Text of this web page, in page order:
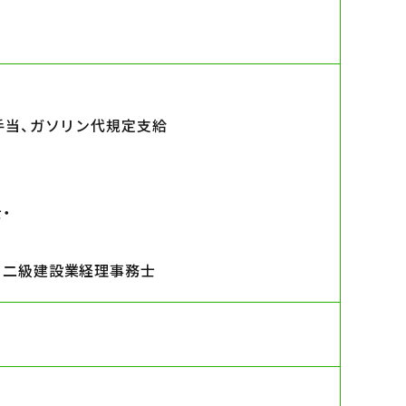
、ガソリン代規定支給
二級建設業経理事務士